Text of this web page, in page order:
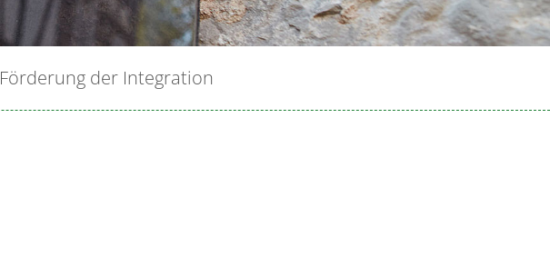
Förderung der Integration